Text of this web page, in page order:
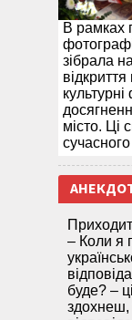
В рамках
зібрала
місто. Ці
– Коли я
буде? –
здохнеш,